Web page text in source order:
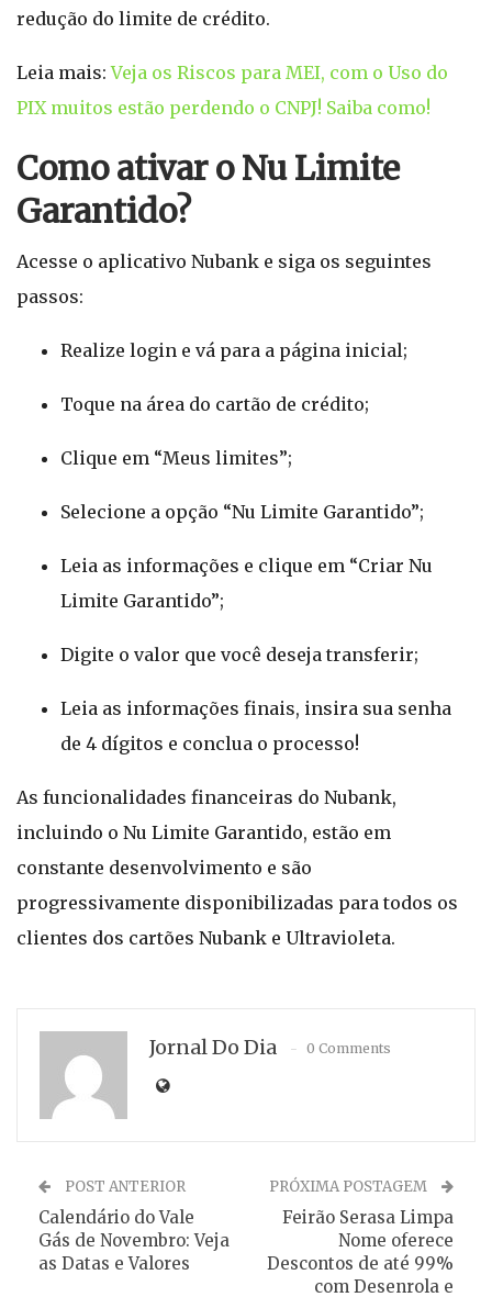
redução do limite de crédito.
Leia mais:Veja os Riscos para MEI, com o Uso do
PIX muitos estão perdendo o CNPJ! Saiba como!
Como ativar o Nu Limite
Garantido?
Acesse o aplicativo Nubank e siga os seguintes
passos:
Realize login e vá para a página inicial;
Toque na área do cartão de crédito;
Clique em “Meus limites”;
Selecione a opção “Nu Limite Garantido”;
Leia as informações e clique em “Criar Nu
Limite Garantido”;
Digite o valor que você deseja transferir;
Leia as informações finais, insira sua senha
de 4 dígitos e conclua o processo!
As funcionalidades financeiras do Nubank,
incluindo o Nu Limite Garantido, estão em
constante desenvolvimento e são
progressivamente disponibilizadas para todos os
clientes dos cartões Nubank e Ultravioleta.
Jornal Do Dia 0 Comments
POST ANTERIOR
Calendário do Vale
Gás de Novembro: Veja
as Datas e Valores
PRÓXIMA POSTAGEM
Feirão Serasa Limpa
Nome oferece
Descontos de até 99%
com Desenrola e